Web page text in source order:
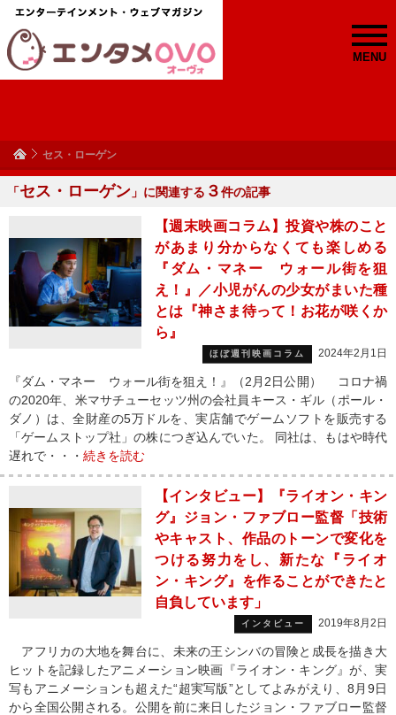
MENU
セス・ローゲン
「セス・ローゲン 」に関連する ３件の記事
【週末映画コラム】投資や株のこと
があまり分からなくても楽しめる
『ダム・マネー ウォール街を狙
え！』／小児がんの少女がまいた種
とは『神さま待って！お花が咲くか
ら』
ほぼ週刊映画コラム 2024年2月1日
『ダム・マネー ウォール街を狙え！』（2月2日公開） コロナ禍
の2020年、米マサチューセッツ州の会社員キース・ギル（ポール・
ダノ）は、全財産の5万ドルを、実店舗でゲームソフトを販売する
「ゲームストップ社」の株につぎ込んでいた。 同社は、もはや時代
遅れで・・・ 続きを読む
【インタビュー】『ライオン・キン
グ』ジョン・ファブロー監督「技術
やキャスト、作品のトーンで変化を
つける努力をし、新たな『ライオ
ン・キング』を作ることができたと
自負しています」
インタビュー 2019年8月2日
アフリカの大地を舞台に、未来の王シンバの冒険と成長を描き大
ヒットを記録したアニメーション映画『ライオン・キング』が、実
写もアニメーションも超えた“超実写版”としてよみがえり、8月9日
から全国公開される。公開を前に来日したジョン・ファブロー監督